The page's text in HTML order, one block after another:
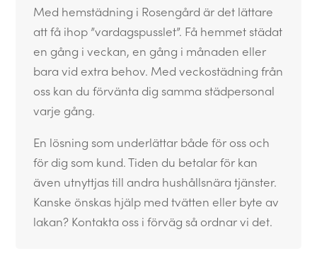
Med hemstädning i Rosengård är det lättare
att få ihop ”vardagspusslet”. Få hemmet städat
en gång i veckan, en gång i månaden eller
bara vid extra behov. Med veckostädning från
oss kan du förvänta dig samma städpersonal
varje gång.
En lösning som underlättar både för oss och
för dig som kund. Tiden du betalar för kan
även utnyttjas till andra hushållsnära tjänster.
Kanske önskas hjälp med tvätten eller byte av
lakan? Kontakta oss i förväg så ordnar vi det.